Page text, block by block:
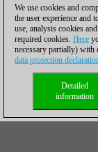
We use cookies and
the user experience and
use, analysis cookies
required cookies. Here
necessary partially)
data protection
Detailed
information